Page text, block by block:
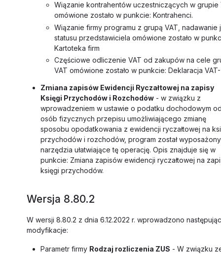
Wiązanie kontrahentów uczestniczących w grupie
omówione zostało w punkcie: Kontrahenci.
Wiązanie firmy programu z grupą VAT, nadawanie
statusu przedstawiciela omówione zostało w
Kartoteka firm
Częściowe odliczenie VAT od zakupów na cele
VAT omówione zostało w punkcie: Deklaracja
Zmiana zapisów Ewidencji Ryczałtowej na zapisy
Księgi Przychodów i Rozchodów - w związku z
wprowadzeniem w ustawie o podatku dochodowym
osób fizycznych przepisu umożliwiającego zmianę
sposobu opodatkowania z ewidencji ryczałtowej na
przychodów i rozchodów, program został
narzędzia ułatwiające tę operację. Opis znajduje się w
punkcie: Zmiana zapisów ewidencji ryczałtowej na
księgi przychodów.
Wersja 8.80.2
W wersji 8.80.2 z dnia 6.12.2022 r. wprowadzono
modyfikacje:
Parametr firmy Rodzaj rozliczenia ZUS - W związku